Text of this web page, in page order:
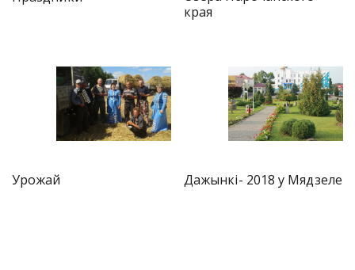
края
Урожай Дажынкі- 2018 у Мядзеле